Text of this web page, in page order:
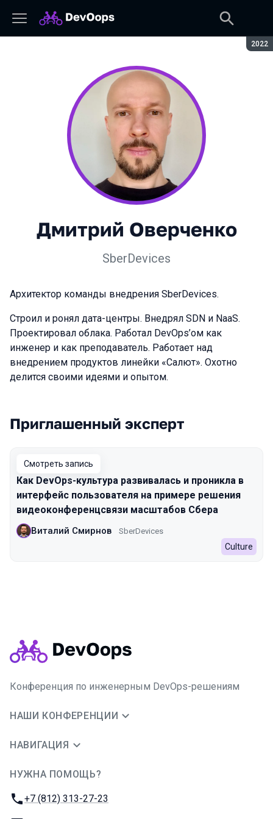
2022
Дмитрий Оверченко
SberDevices
Архитектор команды внедрения SberDevices.
Строил и ронял дата-центры. Внедрял SDN и NaaS.
Проектировал облака. Работал DevOps’ом как
инженер и как преподаватель. Работает над
внедрением продуктов линейки «Салют». Охотно
делится своими идеями и опытом.
Выступления в сезоне 2022
Приглашенный эксперт
Смотреть запись
Как DevOps-культура развивалась и проникла в
интерфейс пользователя на примере решения
видеоконференцсвязи масштабов Сбера
Виталий Смирнов SberDevices
Culture
Конференция по инженерным DevOps-решениям
НАШИ КОНФЕРЕНЦИИ
НАВИГАЦИЯ
НУЖНА ПОМОЩЬ?
Телефон:
+7 (812) 313-27-23